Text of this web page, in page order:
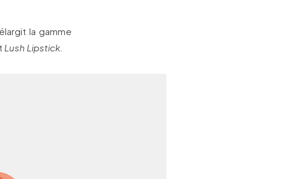
la gamme
Lush Lipstick.